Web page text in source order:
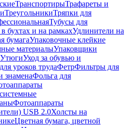
ТранспортирыТрафареты и
ТреугольникиТряпки для
Тубусы для
бухтах и на рамкахУдлинители на
бумагаУпаковочные клейкие
материалыУпаковщики
УтюгиУход за обувью и
уроков трудаФетрФильтры для
знаменаФольга для
Фотоаппараты
USB 2.0Холсты на
Цветная бумага, цветной